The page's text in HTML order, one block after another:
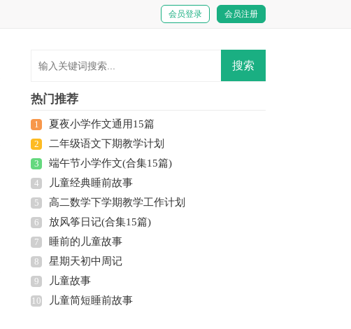
会员登录 会员注册
热门推荐
1 夏夜小学作文通用15篇
2 二年级语文下期教学计划
3 端午节小学作文(合集15篇)
4 儿童经典睡前故事
5 高二数学下学期教学工作计划
6 放风筝日记(合集15篇)
7 睡前的儿童故事
8 星期天初中周记
9 儿童故事
10 儿童简短睡前故事